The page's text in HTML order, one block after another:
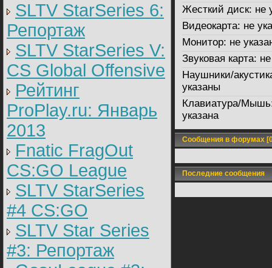
SLTV StarSeries 6:
Репортаж
SLTV StarSeries V:
CS Global Offensive
Рейтинг
ProPlay.ru: Январь
2013
Fnatic FragOut
CS:GO League
SLTV StarSeries
#4 CS:GO
SLTV Star Series
#3: Репортаж
Жесткий диск: не
Видеокарта: не
Монитор: не
Звуковая карта:
Наушники/
указаны
Клавиатура/
указана
Сообщения в форумах
Последние сообщения